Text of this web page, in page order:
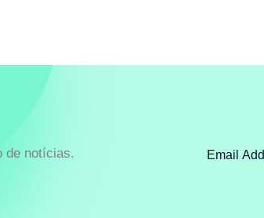
de notícias.